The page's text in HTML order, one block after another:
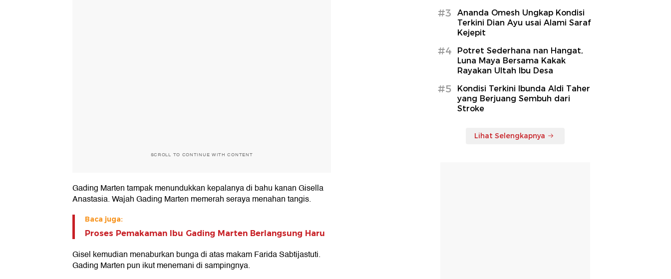
SCROLL TO CONTINUE WITH CONTENT
Gading Marten tampak menundukkan kepalanya di bahu kanan Gisella
Anastasia. Wajah Gading Marten memerah seraya menahan tangis.
Baca juga:
Proses Pemakaman Ibu Gading Marten Berlangsung Haru
Gisel kemudian menaburkan bunga di atas makam Farida Sabtijastuti.
Gading Marten pun ikut menemani di sampingnya.
#3
Ananda Omesh Ungkap Kondisi
Terkini Dian Ayu usai Alami Saraf
Kejepit
#4
Potret Sederhana nan Hangat,
Luna Maya Bersama Kakak
Rayakan Ultah Ibu Desa
#5
Kondisi Terkini Ibunda Aldi Taher
yang Berjuang Sembuh dari
Stroke
Lihat Selengkapnya